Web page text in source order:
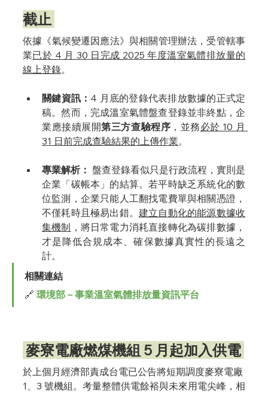
截止
依據《氣候變遷因應法》與相關管理辦法，受管轄事
業已於 4 月 30 日完成 2025 年度溫室氣體排放量的
線上登錄。
關鍵資訊： 4 月底的登錄代表排放數據的正式定
稿。然而，完成溫室氣體盤查登錄並非終點，企
業應接續展開第三方查驗程序 ，並務必於 10 月
31 日前完成查驗結果的上傳作業。
專業解析： 盤查登錄看似只是行政流程，實則是
企業「碳帳本」的結算。若平時缺乏系統化的數
位監測，企業只能人工翻找電費單與相關憑證，
不僅耗時且極易出錯。 建立自動化的能源數據收
集機制 ，將日常電力消耗直接轉化為碳排數據，
才是降低合規成本、確保數據真實性的長遠之
計。
相關連結
🔗 環境部－事業溫室氣體排放量資訊平台
麥寮電廠燃煤機組 5 月起加入供電
於上個月經濟部責成台電已公告將短期調度麥寮電廠
1、3 號機組。考量整體供電餘裕與未來用電尖峰，相